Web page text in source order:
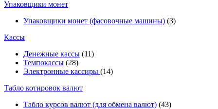
Упаковщики монет
Упаковщики монет (фасовочные машины) (3)
Кассы
Денежные кассы (11)
Темпокассы (28)
Электронные кассиры (14)
Табло котировок валют
Табло курсов валют (для обмена валют) (43)